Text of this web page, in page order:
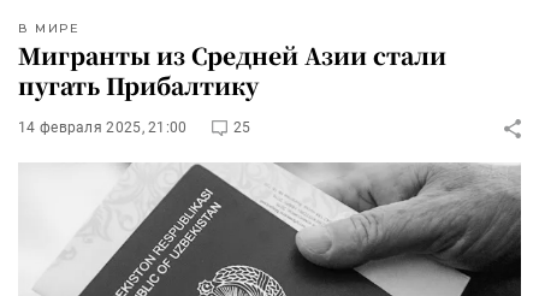
В МИРЕ
Мигранты из Средней Азии стали
пугать Прибалтику
14 февраля 2025, 21:00 25